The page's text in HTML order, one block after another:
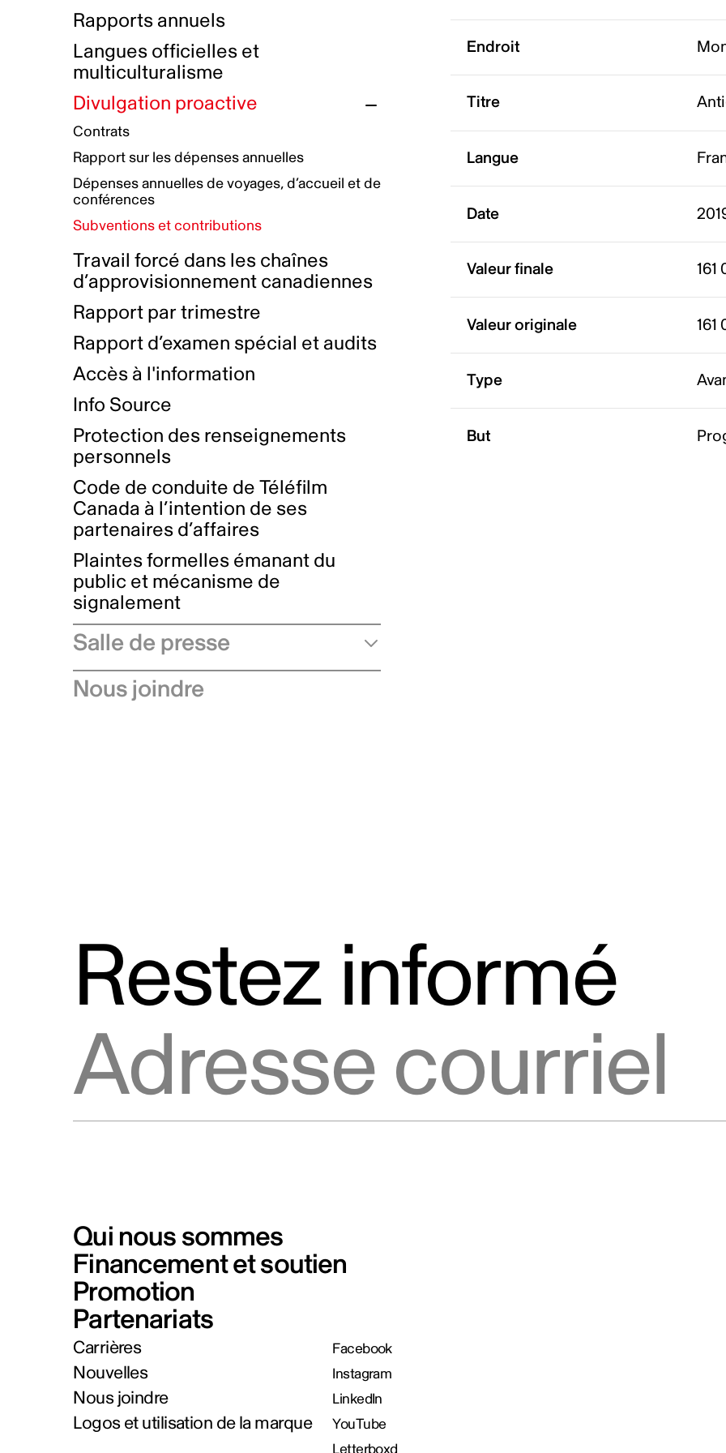
Initiatives autochtones
Plan de réconciliation autochtone
Groupe de travail autochtone
Principes directeurs sur le
harcèlement
Plan d’action pour la parité
Plan d'équité, de diversité,
d'inclusion et d'accessibilité
Boîte à outils pour le récit authentique
Collecte de données et l’auto-identification
Plan d'accessibilité
Rémunération et avantages
Prix et certifications
Nos valeurs d’entreprise
Rapports annuels
Langues officielles et
multiculturalisme
Divulgation proactive
Contrats
Rapport sur les dépenses annuelles
Dépenses annuelles de voyages, d’accueil et de
conférences
Subventions et contributions
Travail forcé dans les chaînes
d’approvisionnement canadiennes
Rapport par trimestre
Rapport d’examen spécial et audits
Accès à l'information
Info Source
Protection des renseignements
personnels
Code de conduite de Téléfilm
Canada à l’intention de ses
partenaires d’affaires
Plaintes formelles émanant du
public et mécanisme de
signalement
Salle de presse
Communiqués de presse
Nous joindre
Endroit
Titre
Langue
Date
Valeur finale 161
Valeur originale 161
Type
But
Restez informé
Qui nous sommes
Financement et soutien
Promotion
Partenariats
Carrières
Nouvelles
Nous joindre
Logos et utilisation de la marque
Facebook
Instagram
LinkedIn
YouTube
Letterboxd